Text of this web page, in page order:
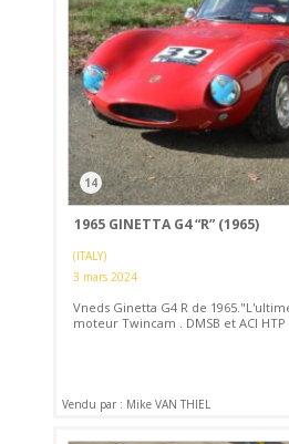
14
1965 GINETTA G4 “R” (1965)
(ITALY)
3 mars 2024
Vneds Ginetta G4 R de
moteur Twincam . DMSB et ACI HTP
Vendu par : Mike VAN THIEL